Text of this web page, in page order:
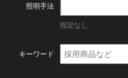
照明手法
指定なし
キーワード